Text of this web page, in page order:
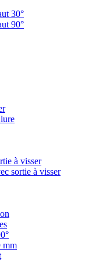
30°
90°
à visser
sortie à visser
mm